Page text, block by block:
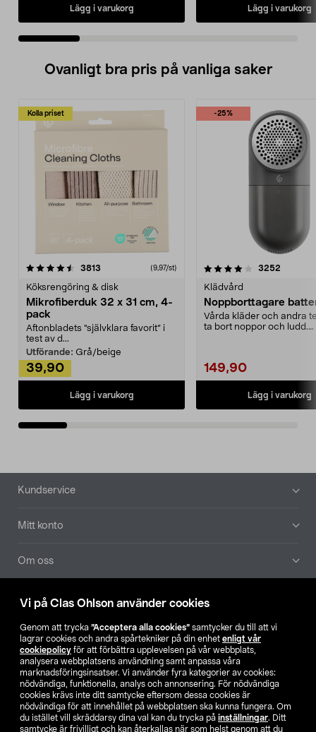
Vi på Clas Ohlson använder cookies
Genom att trycka ”Acceptera alla cookies” samtycker du till att vi
lagrar cookies och andra spårtekniker på din enhet enligt vår
cookiepolicy för att förbättra upplevelsen på vår webbplats,
analysera webbplatsens användning samt anpassa våra
marknadsföringsinsatser. Vi använder fyra kategorier av cookies:
nödvändiga, funktionella, analys och annonsering. För nödvändiga
cookies krävs inte ditt samtycke eftersom dessa cookies är
nödvändiga för att innehållet på webbplatsen ska kunna fungera. Om
du istället vill skräddarsy dina val kan du trycka på inställningar. Ditt
samtycke är frivilligt och kan återkallas när som helst genom att du
Lägg i varukorg Lägg i varukorg
Ovanligt bra pris på vanliga saker
Kolla priset
3813 (9,97/st)
Köksrengöring & disk
Mikrofiberduk 32 x 31 cm, 4-
pack
Aftonbladets "självklara favorit” i
test av d...
Utförande: Grå/beige
39,90
Lägg i varukorg
-25%
4.0av 5 stjärnor 3252
Klädvård
Noppborttagare
Vårda kläder och andra
ta bort noppor och ludd.
149,90
Lägg i varukorg
4.5av 5 stjärnor
Sidfot
Kundservice
Mitt konto
Om oss
Aktuellt
Våra bolag
Hitta butik
SE NO FI